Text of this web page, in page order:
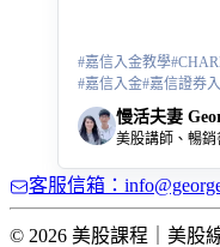
#嘉信入金教學#
#嘉信入金#嘉信證券
慢活夫妻
美股講師、暢銷
客服信箱：
© 2026 美股課程｜美股